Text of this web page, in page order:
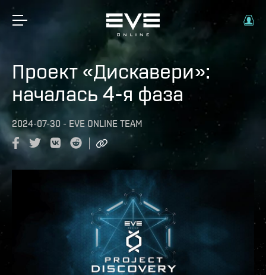
Проект «Дискавери»:
началась 4-я фаза
2024-07-30 - EVE ONLINE TEAM